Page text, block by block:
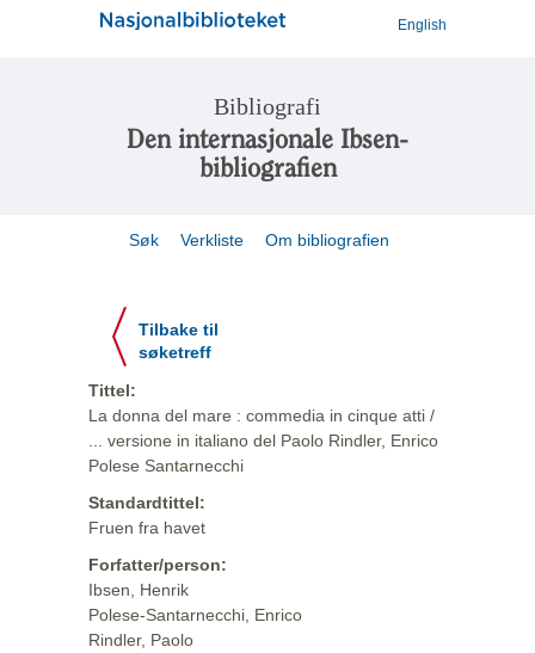
English
Bibliografi
Den internasjonale Ibsen-
bibliografien
Søk Verkliste Om bibliografien
Tilbake til
søketreff
Tittel:
La donna del mare : commedia in cinque atti /
... versione in italiano del Paolo Rindler, Enrico
Polese Santarnecchi
Standardtittel:
Fruen fra havet
Forfatter/person:
Ibsen, Henrik
Polese-Santarnecchi, Enrico
Rindler, Paolo